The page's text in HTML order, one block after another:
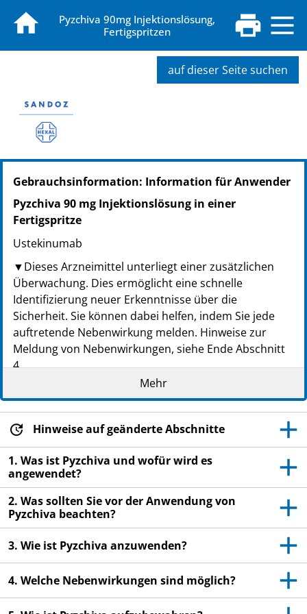
Pyzchiva 90mg Injektionslösung,
Fertigspritzen
auf dieser Seite suchen
PZN: 19149360
PPN: 111914936069
NTIN: 04150191493603
Gebrauchsinformation: Information für Anwender
Pyzchiva 90 mg Injektionslösung in einer
Fertigspritze
Ustekinumab
▼Dieses Arzneimittel unterliegt einer zusätzlichen
Überwachung. Dies ermöglicht eine schnelle
Identifizierung neuer Erkenntnisse über die
Sicherheit. Sie können dabei helfen, indem Sie jede
auftretende Nebenwirkung melden. Hinweise zur
Meldung von Nebenwirkungen, siehe Ende Abschnitt
4.
Lesen Sie die gesamte Packungsbeilage sorgfältig
durch, bevor Sie mit der Anwendung dieses
Arzneimittels beginnen, denn sie enthält wichtige
Informationen.
Diese Packungsbeilage wurde für Patienten bzw.
für Betreuungspersonen erstellt, die dieses
Arzneimittel anwenden. Falls Sie ein Elternteil oder
eine Betreuungsperson sind, die Pyzchiva einem
Kind verabreicht, lesen Sie bitte diese
Informationen besonders sorgfältig.
Heben Sie die Packungsbeilage auf. Vielleicht
möchten Sie diese später nochmals lesen.
Wenn Sie weitere Fragen haben, wenden Sie sich
Mehr
Hinweise auf geänderte Abschnitte
1. Was ist Pyzchiva und wofür wird es
angewendet?
2. Was sollten Sie vor der Anwendung von
Pyzchiva beachten?
3. Wie ist Pyzchiva anzuwenden?
4. Welche Nebenwirkungen sind möglich?